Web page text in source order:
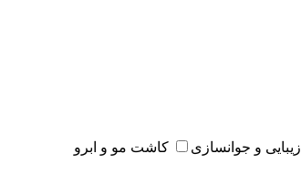
زیبایی و جوانسازی کاشت مو و ابرو